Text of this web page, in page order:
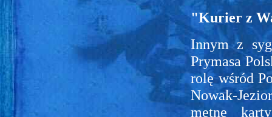
"Kurier z
Innym z
Prymasa
rolę wśród
Nowak-
mętne